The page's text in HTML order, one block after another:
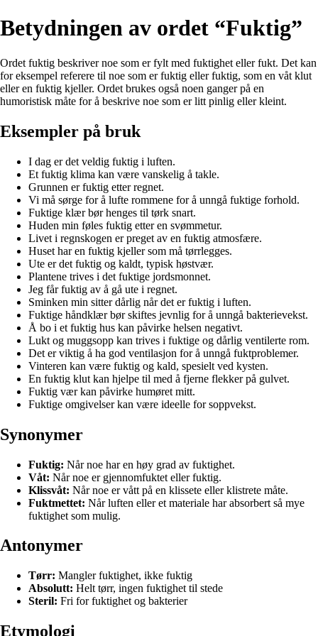
Betydningen av ordet “Fuktig”
Ordet fuktig beskriver noe som er fylt med fuktighet eller fukt. Det kan
for eksempel referere til noe som er fuktig eller fuktig, som en våt klut
eller en fuktig kjeller. Ordet brukes også noen ganger på en
humoristisk måte for å beskrive noe som er litt pinlig eller kleint.
Eksempler på bruk
I dag er det veldig fuktig i luften.
Et fuktig klima kan være vanskelig å takle.
Grunnen er fuktig etter regnet.
Vi må sørge for å lufte rommene for å unngå fuktige forhold.
Fuktige klær bør henges til tørk snart.
Huden min føles fuktig etter en svømmetur.
Livet i regnskogen er preget av en fuktig atmosfære.
Huset har en fuktig kjeller som må tørrlegges.
Ute er det fuktig og kaldt, typisk høstvær.
Plantene trives i det fuktige jordsmonnet.
Jeg får fuktig av å gå ute i regnet.
Sminken min sitter dårlig når det er fuktig i luften.
Fuktige håndklær bør skiftes jevnlig for å unngå bakterievekst.
Å bo i et fuktig hus kan påvirke helsen negativt.
Lukt og muggsopp kan trives i fuktige og dårlig ventilerte rom.
Det er viktig å ha god ventilasjon for å unngå fuktproblemer.
Vinteren kan være fuktig og kald, spesielt ved kysten.
En fuktig klut kan hjelpe til med å fjerne flekker på gulvet.
Fuktig vær kan påvirke humøret mitt.
Fuktige omgivelser kan være ideelle for soppvekst.
Synonymer
Fuktig: Når noe har en høy grad av fuktighet.
Våt: Når noe er gjennomfuktet eller fuktig.
Klissvåt: Når noe er vått på en klissete eller klistrete måte.
Fuktmettet: Når luften eller et materiale har absorbert så mye
fuktighet som mulig.
Antonymer
Tørr: Mangler fuktighet, ikke fuktig
Absolutt: Helt tørr, ingen fuktighet til stede
Steril: Fri for fuktighet og bakterier
Etymologi